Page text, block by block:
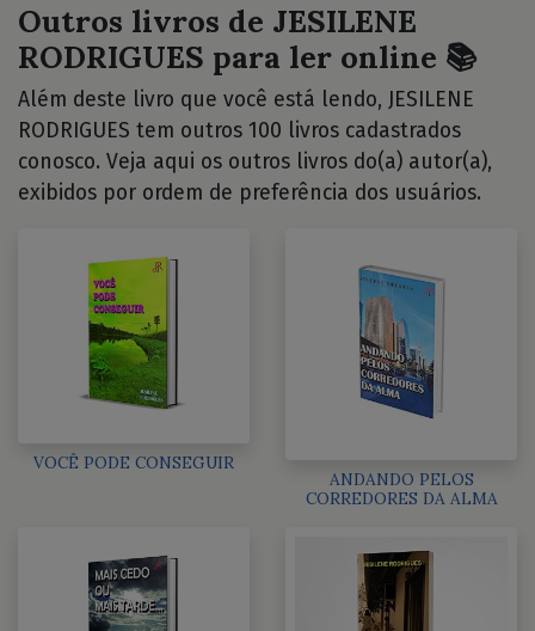
Outros livros de JESILENE
RODRIGUES para ler online 📚
Além deste livro que você está lendo, JESILENE
RODRIGUES tem outros 100 livros cadastrados
conosco. Veja aqui os outros livros do(a) autor(a),
exibidos por ordem de preferência dos usuários.
VOCÊ PODE CONSEGUIR
ANDANDO PELOS
CORREDORES DA ALMA